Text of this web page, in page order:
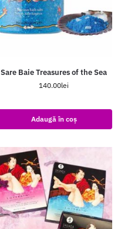
Sare Baie Treasures of the Sea
140.00lei
Adaugă în coș